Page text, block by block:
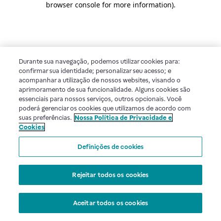
browser console for more information).
Durante sua navegação, podemos utilizar cookies para:
confirmar sua identidade; personalizar seu acesso; e
acompanhar a utilização de nossos websites, visando o
aprimoramento de sua funcionalidade. Alguns cookies são
essenciais para nossos serviços, outros opcionais. Você
poderá gerenciar os cookies que utilizamos de acordo com
suas preferências. Nossa Política de Privacidade e
Cookies
Definições de cookies
Rejeitar todos os cookies
Aceitar todos os cookies